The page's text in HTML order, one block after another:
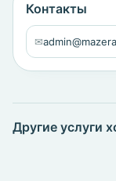
Контакты
✉
Другие услуги